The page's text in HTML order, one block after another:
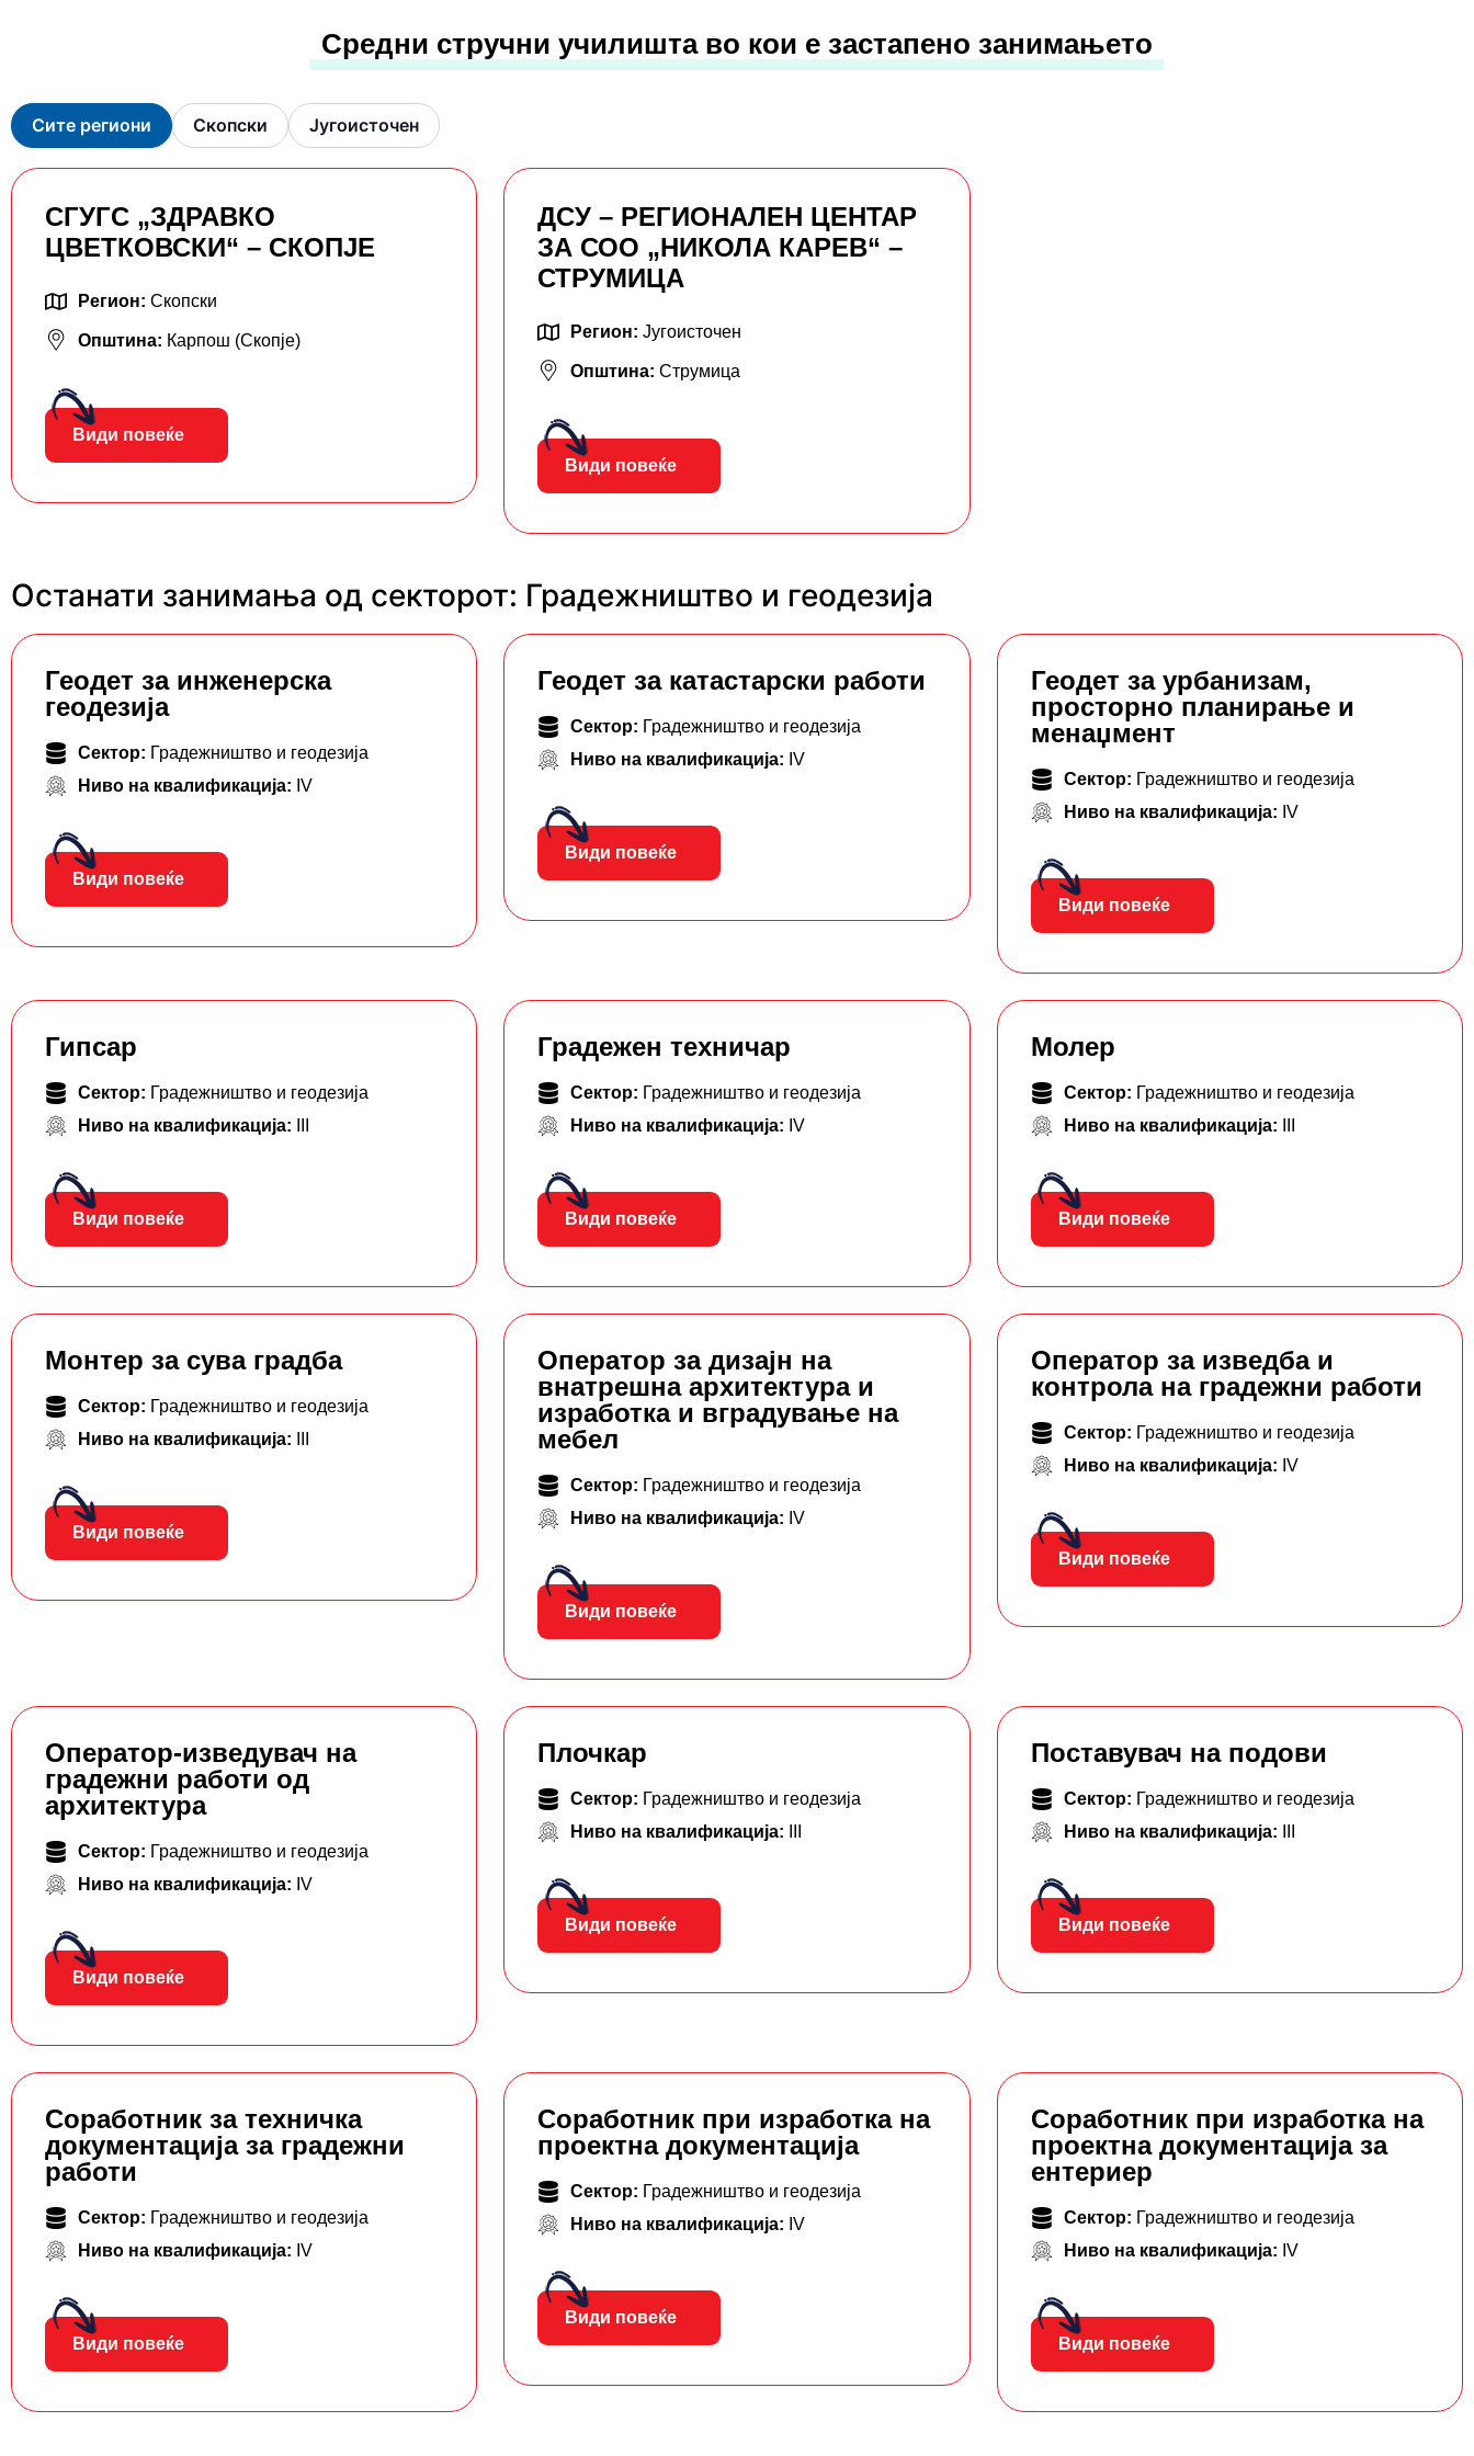
Средни стручни училишта во кои е застапено занимањето
Сите региони Скопски Југоисточен
СГУГС „ЗДРАВКО
ЦВЕТКОВСКИ“ – СКОПЈЕ
Регион: Скопски
Општина: Карпош (Скопје)
Види повеќе
ДСУ – РЕГИОНАЛЕН ЦЕНТАР
ЗА СОО „НИКОЛА КАРЕВ“ –
СТРУМИЦА
Регион:Југоисточен
Општина:Струмица
Види повеќе
Останати занимања од секторот: Градежништво и геодезија
Геодет за инженерска
геодезија
Сектор: Градежништво и геодезија
Ниво на квалификација: IV
Види повеќе
Геодет за катастарски работи
Сектор: Градежништво и геодезија
Ниво на квалификација: IV
Види повеќе
Геодет за урбанизам,
просторно планирање и
менаџмент
Сектор: Градежништво и геодезија
Ниво на квалификација: IV
Види повеќе
Гипсар
Сектор: Градежништво и геодезија
Ниво на квалификација:
Види повеќе
Градежен техничар
Сектор: Градежништво и геодезија
Ниво на квалификација: IV
Види повеќе
Молер
Сектор: Градежништво и геодезија
Ниво на квалификација:
Види повеќе
Монтер за сува градба
Сектор: Градежништво и геодезија
Ниво на квалификација:
Види повеќе
Оператор за дизајн на
внатрешна архитектура и
изработка и вградување на
мебел
Сектор: Градежништво и геодезија
Ниво на квалификација: IV
Види повеќе
Оператор за изведба и
контрола на градежни работи
Сектор: Градежништво и геодезија
Ниво на квалификација: IV
Види повеќе
Оператор-изведувач на
градежни работи од
архитектура
Сектор: Градежништво и геодезија
Ниво на квалификација: IV
Види повеќе
Плочкар
Сектор: Градежништво и геодезија
Ниво на квалификација:
Види повеќе
Поставувач на подови
Сектор: Градежништво и геодезија
Ниво на квалификација:
Види повеќе
Соработник за техничка
документација за градежни
работи
Сектор: Градежништво и геодезија
Ниво на квалификација: IV
Види повеќе
Соработник при изработка на
проектна документација
Сектор: Градежништво и геодезија
Ниво на квалификација: IV
Види повеќе
Соработник при изработка на
проектна документација за
ентериер
Сектор: Градежништво и геодезија
Ниво на квалификација: IV
Види повеќе